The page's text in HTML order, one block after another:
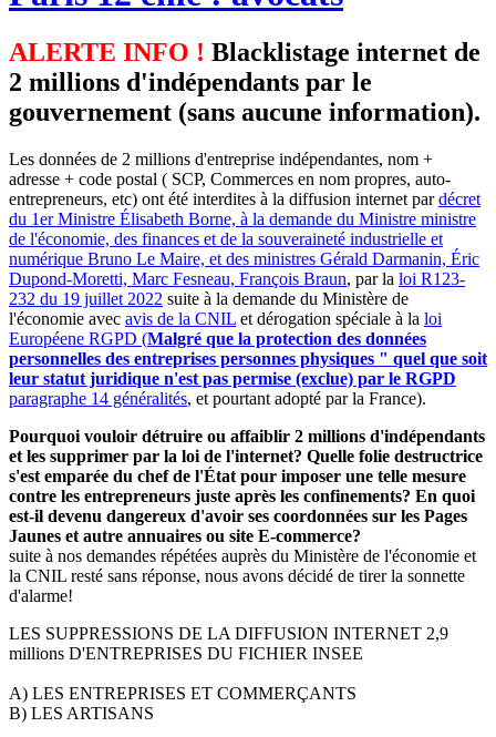
ALERTE INFO ! Blacklistage internet de
2 millions d'indépendants par le
gouvernement (sans aucune information).
Les données de 2 millions d'entreprise indépendantes, nom +
adresse + code postal ( SCP, Commerces en nom propres, auto-
entrepreneurs, etc) ont été interdites à la diffusion internet pardécret
du 1er Ministre Élisabeth Borne, à la demande du Ministre ministre
de l'économie, des finances et de la souveraineté industrielle et
numérique Bruno Le Maire, et des ministres Gérald Darmanin, Éric
Dupond-Moretti, Marc Fesneau, François Braun, par la loi R123-
232 du 19 juillet 2022 suite à la demande du Ministère de
l'économie avec avis de la CNIL et dérogation spéciale à la loi
Européene RGPD (Malgré que la protection des données
personnelles des entreprises personnes physiques " quel que soit
leur statut juridique n'est pas permise (exclue) par le RGPD
paragraphe 14 généralités, et pourtant adopté par la France).
Pourquoi vouloir détruire ou affaiblir 2 millions d'indépendants
et les supprimer par la loi de l'internet? Quelle folie destructrice
s'est emparée du chef de l'État pour imposer une telle mesure
contre les entrepreneurs juste après les confinements? En quoi
est-il devenu dangereux d'avoir ses coordonnées sur les Pages
Jaunes et autre annuaires ou site E-commerce?
suite à nos demandes répétées auprès du Ministère de l'économie et
la CNIL resté sans réponse, nous avons décidé de tirer la sonnette
d'alarme!
LES SUPPRESSIONS DE LA DIFFUSION INTERNET 2,9
millions D'ENTREPRISES DU FICHIER INSEE
A) LES ENTREPRISES ET COMMERÇANTS
B) LES ARTISANS